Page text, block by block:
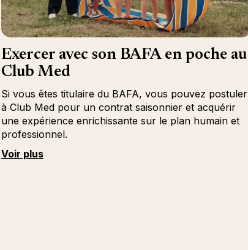
Exercer avec son BAFA en poche au
Club Med
Si vous êtes titulaire du BAFA, vous pouvez postuler
à Club Med pour un contrat saisonnier et acquérir
une expérience enrichissante sur le plan humain et
professionnel.
Voir plus